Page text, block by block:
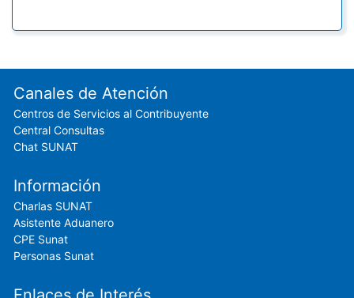
Footer menu
Canales de Atención
Centros de Servicios al Contribuyente
Central Consultas
Chat SUNAT
Información
Charlas SUNAT
Asistente Aduanero
CPE Sunat
Personas Sunat